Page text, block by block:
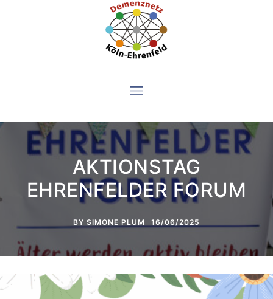
AKTIONSTAG
EHRENFELDER FORUM
BY SIMONE PLUM 16/06/2025